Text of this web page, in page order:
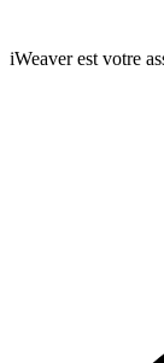
iWeaver est votre